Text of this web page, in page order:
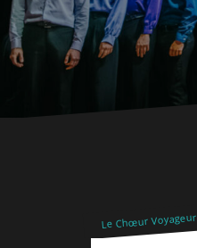
Le Chœur Voyageur